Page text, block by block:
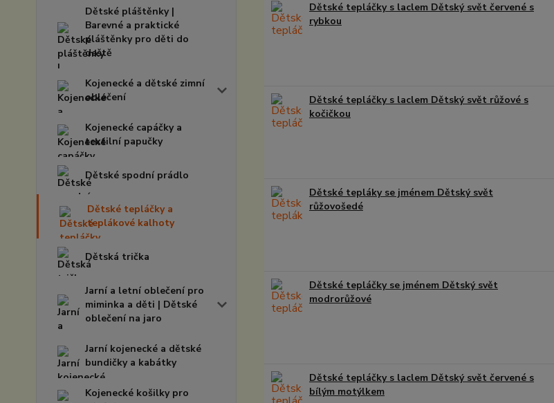
Dětské pláštěnky |
Barevné a praktické
pláštěnky pro děti do
deště
Kojenecké a dětské zimní
oblečení
Kojenecké capáčky a
textilní papučky
Dětské spodní prádlo
Dětské tepláčky a
teplákové kalhoty
Dětská trička
Jarní a letní oblečení pro
miminka a děti | Dětské
oblečení na jaro
Jarní kojenecké a dětské
bundičky a kabátky
Kojenecké košilky pro
Dětské tepláčky s laclem Dětský svět červené s
rybkou
Dětské tepláčky s laclem Dětský svět růžové s
kočičkou
Dětské tepláky se jménem Dětský svět
růžovošedé
Dětské tepláčky se jménem Dětský svět
modrorůžové
Dětské tepláčky s laclem Dětský svět červené s
bílým motýlkem